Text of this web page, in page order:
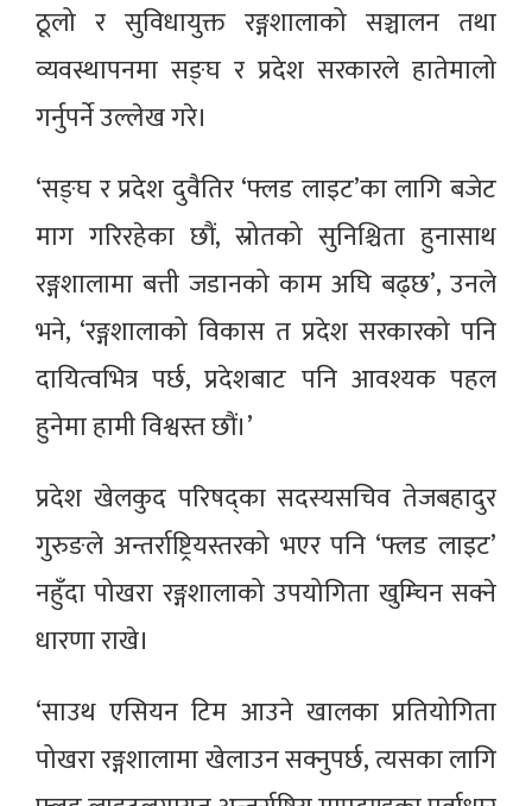
ठूलो र सुविधायुक्त रङ्गशालाको सञ्चालन तथा
व्यवस्थापनमा सङ्घ र प्रदेश सरकारले हातेमालो
गर्नुपर्ने उल्लेख गरे।
‘सङ्घ र प्रदेश दुवैतिर ‘फ्लड लाइट’का लागि बजेट
माग गरिरहेका छौं, स्रोतको सुनिश्चिता हुनासाथ
रङ्गशालामा बत्ती जडानको काम अघि बढ्छ’, उनले
भने, ‘रङ्गशालाको विकास त प्रदेश सरकारको पनि
दायित्वभित्र पर्छ, प्रदेशबाट पनि आवश्यक पहल
हुनेमा हामी विश्वस्त छौं।’
प्रदेश खेलकुद परिषद्का सदस्यसचिव तेजबहादुर
गुरुङले अन्तर्राष्ट्रियस्तरको भएर पनि ‘फ्लड लाइट’
नहुँदा पोखरा रङ्गशालाको उपयोगिता खुम्चिन सक्ने
धारणा राखे।
‘साउथ एसियन टिम आउने खालका प्रतियोगिता
पोखरा रङ्गशालामा खेलाउन सक्नुपर्छ, त्यसका लागि